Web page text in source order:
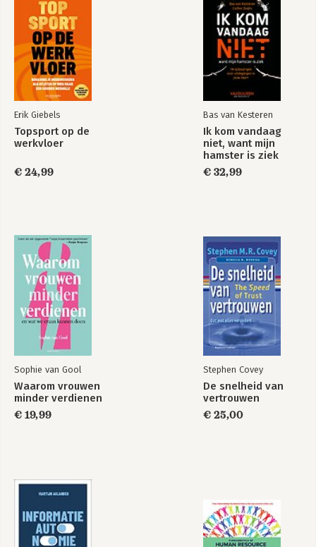
7. Epiloog
8. Index
9. Over de auteur
10. Aan dit boek werkten mee
11. Referenties
Erik Giebels
Topsport op de
werkvloer
€ 24,99
Bas van Kesteren
Ik kom vandaag
niet, want mijn
hamster is ziek
€ 32,99
Sophie van Gool
Waarom vrouwen
minder verdienen
€ 19,99
Stephen Covey
De snelheid van
vertrouwen
€ 25,00